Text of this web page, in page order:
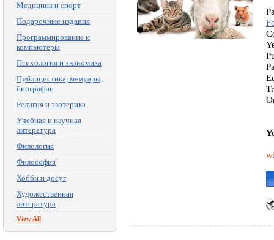
Медицина и спорт
Подарочные издания
Программирование и
компьютеры
Психология и экономика
Публицистика, мемуары,
биографии
Религия и эзотерика
Учебная и научная
литература
Филология
Философия
Хобби и досуг
Художественная
литература
View All